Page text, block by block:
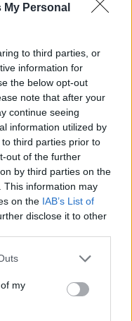
Personal
to third parties, or
information for
the below opt-out
note that after your
continue seeing
information utilized by
third parties prior to
out of the further
by third parties on the
This information may
on the IAB’s List of
disclose it to other
one or more Google
You may click to
third-party tags to
in below Google
my
szeretne
F1-es versenyző